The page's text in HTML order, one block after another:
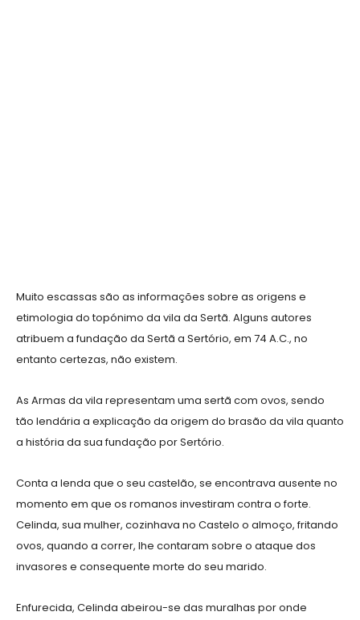
Muito escassas são as informações sobre as origens e
etimologia do topónimo da vila da Sertã. Alguns autores
atribuem a fundação da Sertã a Sertório, em 74 A.C., no
entanto certezas, não existem.
As Armas da vila representam uma sertã com ovos, sendo
tão lendária a explicação da origem do brasão da vila quanto
a história da sua fundação por Sertório.
Conta a lenda que o seu castelão, se encontrava ausente no
momento em que os romanos investiram contra o forte.
Celinda, sua mulher, cozinhava no Castelo o almoço, fritando
ovos, quando a correr, lhe contaram sobre o ataque dos
invasores e consequente morte do seu marido.
Enfurecida, Celinda abeirou-se das muralhas por onde